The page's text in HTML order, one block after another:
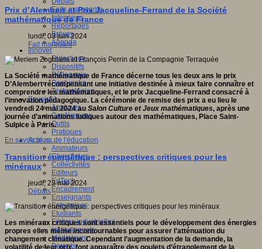
Faits marquants
Interviews
Reportages
Brèves
Agenda
Innover
Didactique
Dispositifs
Pédagogie
Recherche
Technologies
Savoir(s)
Analyses
Conférences
Outils
Pratiques
Acteurs de l'éducation
Animateurs
Chercheurs
Collectivités
Editeurs
EdTech
Encadrement
Enseignants
Entreprises
Etudiants
Filières industrielles
Institutionnels
Médiateurs
Parents
Prix d’Alembert et Prix Jacqueline-Ferrand de la Société
mathématique de France
lundi, 03 juin 2024
Fait marquant
La Société mathématique de France décerne tous les deux ans le prix
D’Alembert récompensant une initiative destinée à mieux faire connaître et
comprendre les mathématiques, et le prix Jacqueline-Ferrand consacré à
l’innovation pédagogique. La cérémonie de remise des prix a eu lieu le
vendredi 24 mai 2024 au Salon Culture et Jeux mathématiques, après une
journée d’animations ludiques autour des mathématiques, Place Saint-
Sulpice à Paris.
En savoir plus...
Transition énergétique : perspectives critiques pour les
minéraux
jeudi, 23 mai 2024
Débats
Les minéraux critiques sont essentiels pour le développement des énergies
propres elles même incontournables pour assurer l’atténuation du
changement climatique. Cependant l’augmentation de la demande, la
volatilité de leur prix, font apparaître des goulets d’étranglement de la